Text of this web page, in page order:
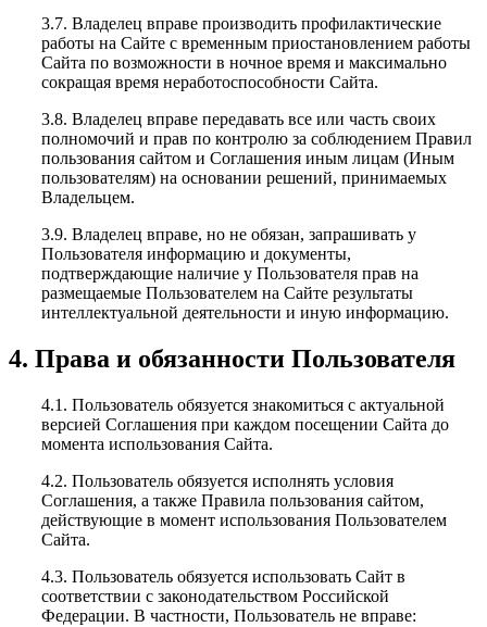
3.7. Владелец вправе производить профилактические
работы на Сайте с временным приостановлением работы
Сайта по возможности в ночное время и максимально
сокращая время неработоспособности Сайта.
3.8. Владелец вправе передавать все или часть своих
полномочий и прав по контролю за соблюдением Правил
пользования сайтом и Соглашения иным лицам (Иным
пользователям) на основании решений, принимаемых
Владельцем.
3.9. Владелец вправе, но не обязан, запрашивать у
Пользователя информацию и документы,
подтверждающие наличие у Пользователя прав на
размещаемые Пользователем на Сайте результаты
интеллектуальной деятельности и иную информацию.
4. Права и обязанности Пользователя
4.1. Пользователь обязуется знакомиться с актуальной
версией Соглашения при каждом посещении Сайта до
момента использования Сайта.
4.2. Пользователь обязуется исполнять условия
Соглашения, а также Правила пользования сайтом,
действующие в момент использования Пользователем
Сайта.
4.3. Пользователь обязуется использовать Сайт в
соответствии с законодательством Российской
Федерации. В частности, Пользователь не вправе: